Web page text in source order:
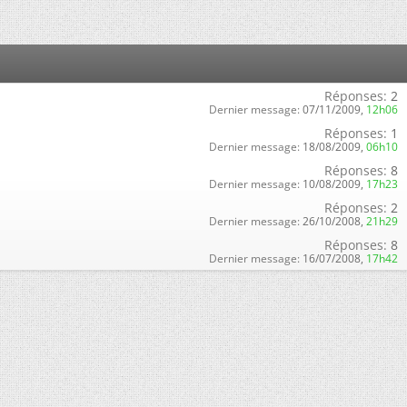
Réponses: 2
Dernier message: 07/11/2009, 12h06
Réponses: 1
Dernier message: 18/08/2009, 06h10
Réponses: 8
Dernier message: 10/08/2009, 17h23
Réponses: 2
Dernier message: 26/10/2008, 21h29
Réponses: 8
Dernier message: 16/07/2008, 17h42